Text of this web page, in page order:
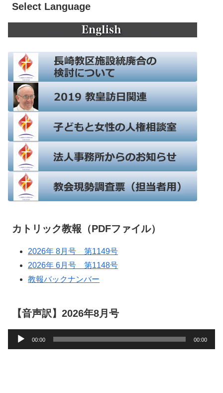
Select Language
カトリック教報（PDFファイル）
2026年 8月号 第1149号
2026年 6月号 第1148号
教報バックナンバー
【音声訳】2026年8月号
声
00:00 00:00